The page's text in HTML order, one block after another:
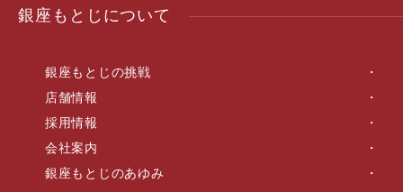
銀座もとじについて
銀座もとじの挑戦
店舗情報
採用情報
会社案内
銀座もとじのあゆみ